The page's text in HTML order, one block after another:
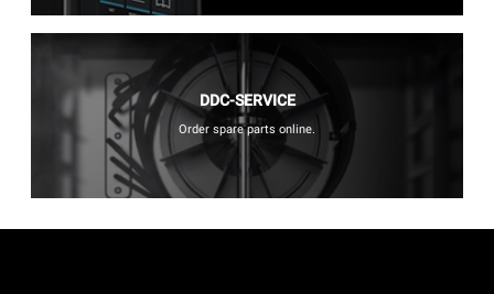
DDC-SERVICE
Order spare parts online.